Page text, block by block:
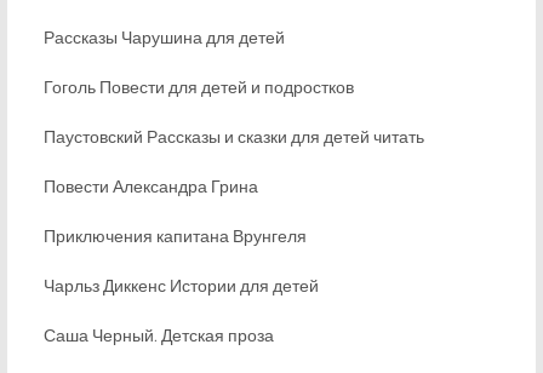
Рассказы Чарушина для детей
Гоголь Повести для детей и подростков
Паустовский Рассказы и сказки для детей читать
Повести Александра Грина
Приключения капитана Врунгеля
Чарльз Диккенс Истории для детей
Саша Черный. Детская проза